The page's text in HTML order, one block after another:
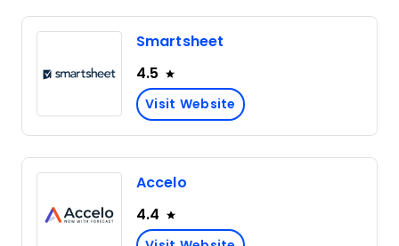
Smartsheet
4.5
Visit Website
Accelo
4.4